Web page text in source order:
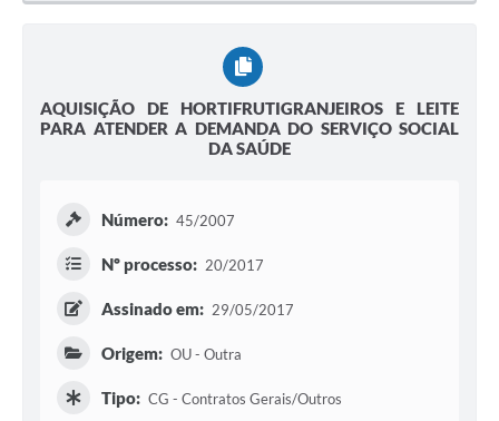
AQUISIÇÃO DE HORTIFRUTIGRANJEIROS E LEITE
PARA ATENDER A DEMANDA DO SERVIÇO SOCIAL
DA SAÚDE
Número: 45/2007
Nº processo: 20/2017
Assinado em: 29/05/2017
Origem: OU - Outra
Tipo: CG - Contratos Gerais/Outros